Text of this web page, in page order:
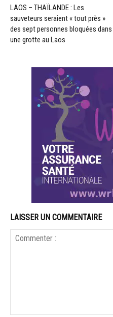
LAOS – THAÏLANDE : Les
sauveteurs seraient « tout près »
des sept personnes bloquées dans
une grotte au Laos
LAISSER UN COMMENTAIRE